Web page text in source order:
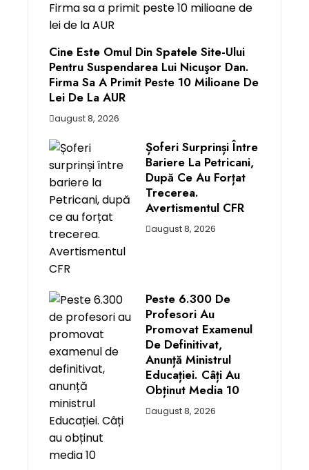
Cine Este Omul Din Spatele Site-Ului
Pentru Suspendarea Lui Nicuşor Dan.
Firma Sa A Primit Peste 10 Milioane De
Lei De La AUR
august 8, 2026
Șoferi Surprinși Între
Bariere La Petricani,
După Ce Au Forțat
Trecerea.
Avertismentul CFR
august 8, 2026
Peste 6.300 De
Profesori Au
Promovat Examenul
De Definitivat,
Anunță Ministrul
Educației. Câți Au
Obținut Media 10
august 8, 2026